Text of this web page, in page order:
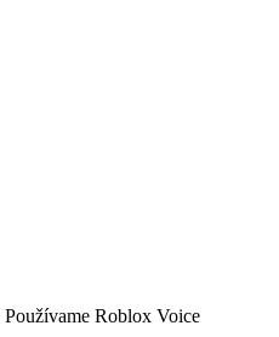
Roblox Voice